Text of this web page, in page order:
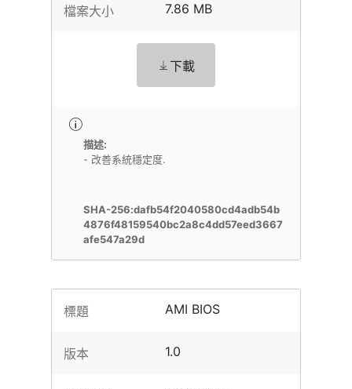
檔案大小 7.86 MB
下載
描述:
- 改善系統穩定度.
SHA-256:dafb54f2040580cd4adb54b
4876f48159540bc2a8c4dd57eed3667
afe547a29d
標題 AMI BIOS
版本 1.0